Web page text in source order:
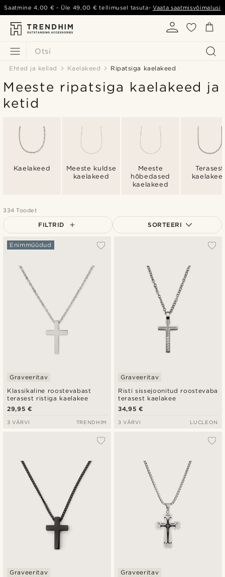
Otsi
Saatmine4,00 € - Üle 49,00 € tellimusel tasuta-Vaata saatmisvõimalusi
Ehted ja kellad Kaelakeed Ripatsiga kaelakeed
Meeste ripatsiga kaelakeed ja
ketid
Kaelakeed
Meeste kuldse
kaelakeed
Meeste
hõbedased
kaelakeed
Terasest
334 Toodet
FILTRID SORTEERI
Madala hind
Kõrgeim hind
Klassikaline roostevabast
terasest ristiga kaelakee
Enimmüüdud
Graveeritav
29,95 €
3 VÄRVI TRENDHIM
Risti sissejoonitud roostevaba
terasest kaelakee
Graveeritav
34,95 €
3 VÄRVI LUCLEON
Graveeritav Graveeritav